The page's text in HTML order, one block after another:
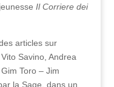
Il Corriere dei
articles sur
Savino, Andrea
Toro – Jim
la Sage, dans un